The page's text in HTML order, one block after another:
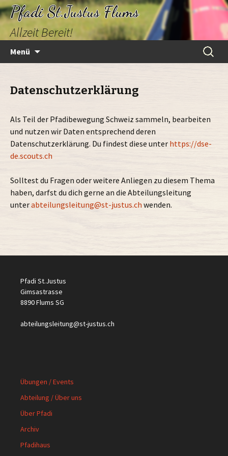
Pfadi St.Justus Flums
Allzeit Bereit!
Menü
Suchen
nach:
Datenschutzerklärung
Als Teil der Pfadibewegung Schweiz sammeln, bearbeiten
und nutzen wir Daten entsprechend deren
Datenschutzerklärung. Du findest diese unter https://dse-
de.scouts.ch
Solltest du Fragen oder weitere Anliegen zu diesem Thema
haben, darfst du dich gerne an die Abteilungsleitung
unterabteilungsleitung@st-justus.ch wenden.
Pfadi St.Justus
Gimsastrasse
8890 Flums SG
abteilungsleitung@st-justus.ch
Übungen / Events
Abteilung / Über uns
Über Pfadi
Archiv
Pfadihaus